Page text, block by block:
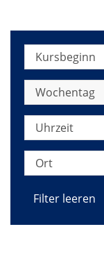
Kursbeginn
Wochentag
Uhrzeit
Ort
Filter leeren